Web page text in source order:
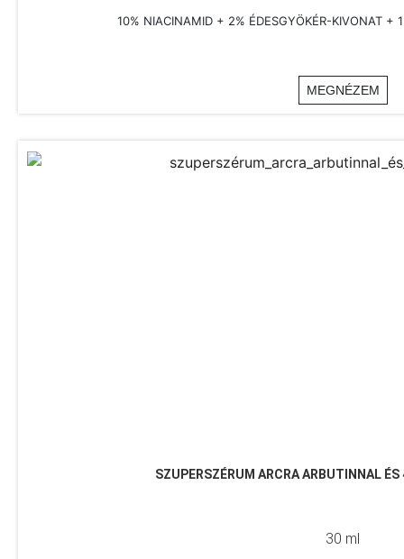
10% NIACINAMID + 2% ÉDESGYÖKÉR-KIVONAT +
MEGNÉZEM
SZUPERSZÉRUM ARCRA ARBUTINNAL
30 ml